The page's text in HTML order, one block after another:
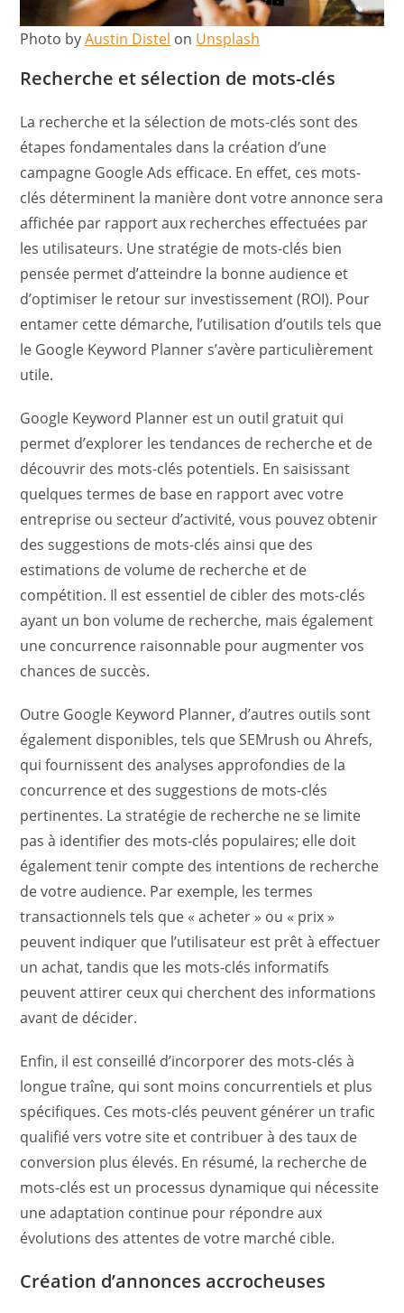
Photo byAustin Distel on Unsplash
Recherche et sélection de mots-clés
La recherche et la sélection de mots-clés sont des
étapes fondamentales dans la création d’une
campagne Google Ads efficace. En effet, ces mots-
clés déterminent la manière dont votre annonce sera
affichée par rapport aux recherches effectuées par
les utilisateurs. Une stratégie de mots-clés bien
pensée permet d’atteindre la bonne audience et
d’optimiser le retour sur investissement (ROI). Pour
entamer cette démarche, l’utilisation d’outils tels que
le Google Keyword Planner s’avère particulièrement
utile.
Google Keyword Planner est un outil gratuit qui
permet d’explorer les tendances de recherche et de
découvrir des mots-clés potentiels. En saisissant
quelques termes de base en rapport avec votre
entreprise ou secteur d’activité, vous pouvez obtenir
des suggestions de mots-clés ainsi que des
estimations de volume de recherche et de
compétition. Il est essentiel de cibler des mots-clés
ayant un bon volume de recherche, mais également
une concurrence raisonnable pour augmenter vos
chances de succès.
Outre Google Keyword Planner, d’autres outils sont
également disponibles, tels que SEMrush ou Ahrefs,
qui fournissent des analyses approfondies de la
concurrence et des suggestions de mots-clés
pertinentes. La stratégie de recherche ne se limite
pas à identifier des mots-clés populaires; elle doit
également tenir compte des intentions de recherche
de votre audience. Par exemple, les termes
transactionnels tels que « acheter » ou « prix »
peuvent indiquer que l’utilisateur est prêt à effectuer
un achat, tandis que les mots-clés informatifs
peuvent attirer ceux qui cherchent des informations
avant de décider.
Enfin, il est conseillé d’incorporer des mots-clés à
longue traîne, qui sont moins concurrentiels et plus
spécifiques. Ces mots-clés peuvent générer un trafic
qualifié vers votre site et contribuer à des taux de
conversion plus élevés. En résumé, la recherche de
mots-clés est un processus dynamique qui nécessite
une adaptation continue pour répondre aux
évolutions des attentes de votre marché cible.
Création d’annonces accrocheuses